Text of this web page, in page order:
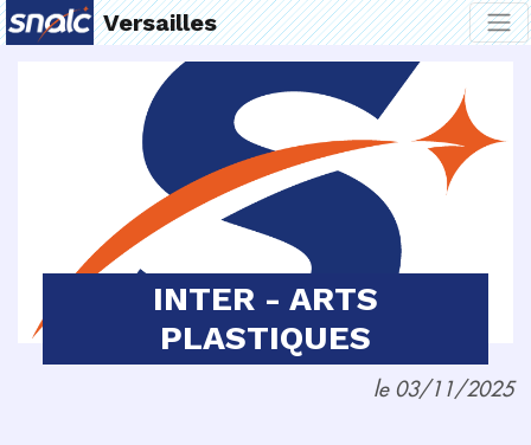
Versailles
INTER - ARTS
PLASTIQUES
le 03/11/2025